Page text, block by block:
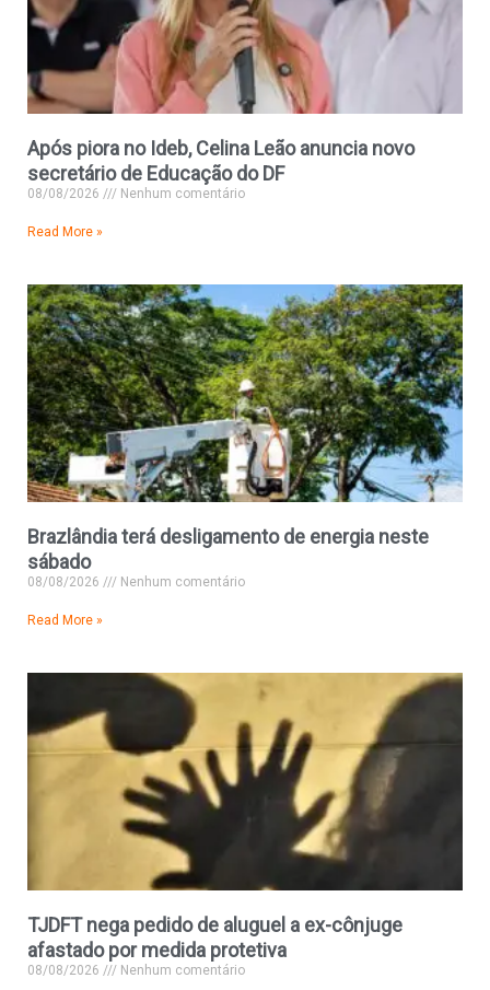
Após piora no Ideb, Celina Leão anuncia novo
secretário de Educação do DF
08/08/2026 Nenhum comentário
Read More »
Brazlândia terá desligamento de energia neste
sábado
08/08/2026 Nenhum comentário
Read More »
TJDFT nega pedido de aluguel a ex-cônjuge
afastado por medida protetiva
08/08/2026 Nenhum comentário